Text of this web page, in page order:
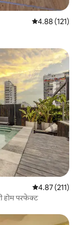
5 पैकी 4.88
4.88 (121)
5 पैकी 4.87
4.87 (211)
होम परफेक्ट